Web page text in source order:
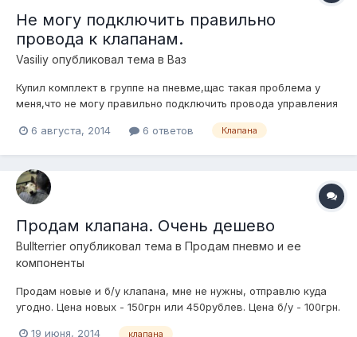
Не могу подключить правильно
провода к клапанам.
Vasiliy опубликовал тема в Ваз
Купил комплект в группе на пневме,щас такая проблема у
меня,что не могу правильно подключить провода управления
стойка или две вообще не поднимают,и бывает так что не
6 августа, 2014 6 ответов Клапана
Продам клапана. Очень дешево
Bullterrier опубликовал тема в Продам пневмо и ее
компоненты
Продам новые и б/у клапана, мне не нужны, отправлю куда
угодно. Цена новых - 150грн или 450рублев. Цена б/у - 100грн.
19 июня, 2014 клапана